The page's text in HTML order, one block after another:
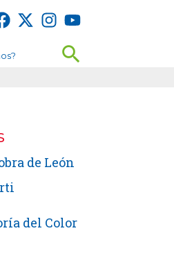
Buscar
de León
del Color